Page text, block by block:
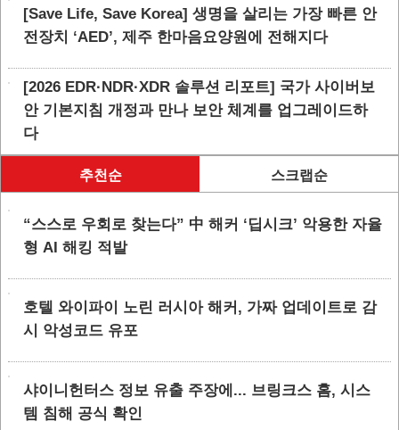
[Save Life, Save Korea] 생명을 살리는 가장 빠른 안
전장치 ‘AED’, 제주 한마음요양원에 전해지다
[2026 EDR·NDR·XDR 솔루션 리포트] 국가 사이버보
안 기본지침 개정과 만나 보안 체계를 업그레이드하
다
추천순 스크랩순
“스스로 우회로 찾는다” 中 해커 ‘딥시크’ 악용한 자율
형 AI 해킹 적발
호텔 와이파이 노린 러시아 해커, 가짜 업데이트로 감
시 악성코드 유포
샤이니헌터스 정보 유출 주장에... 브링크스 홈, 시스
템 침해 공식 확인